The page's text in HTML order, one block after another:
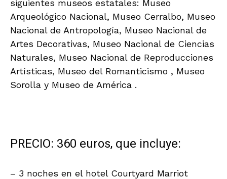
siguientes museos estatales: Museo
Arqueológico Nacional, Museo Cerralbo, Museo
Nacional de Antropología, Museo Nacional de
Artes Decorativas, Museo Nacional de Ciencias
Naturales, Museo Nacional de Reproducciones
Artísticas, Museo del Romanticismo , Museo
Sorolla y Museo de América .
PRECIO: 360 euros, que incluye:
– 3 noches en el hotel Courtyard Marriot